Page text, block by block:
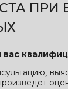
ПРИ
вас